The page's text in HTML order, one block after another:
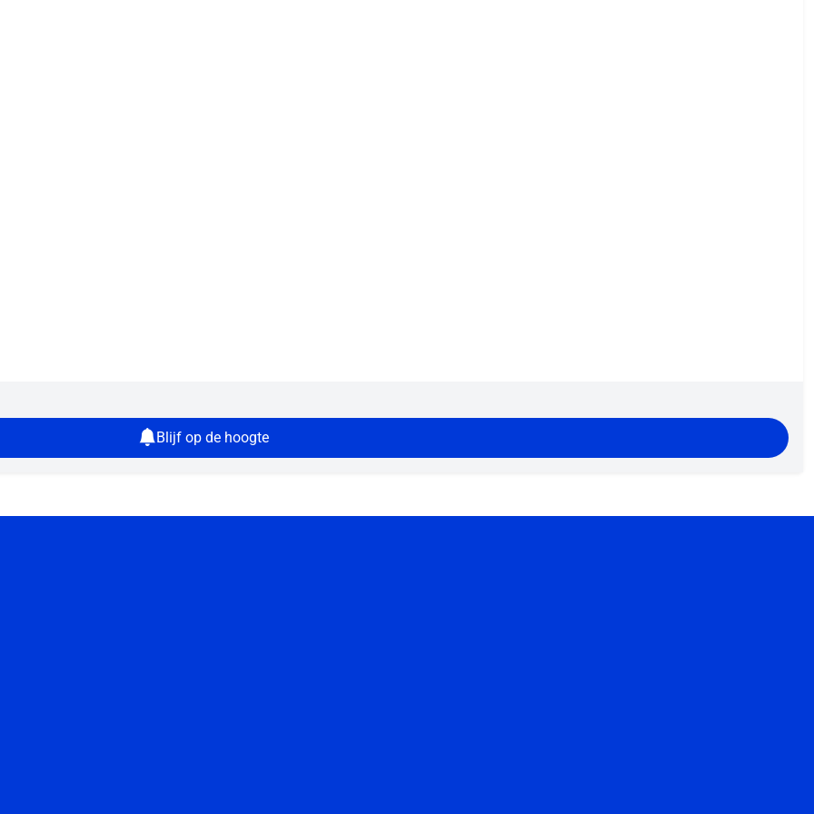
Blijf op de hoogte